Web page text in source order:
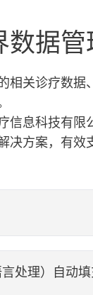
数据管
相关诊疗数据
信息科技有限
决方案，有
理）自动填